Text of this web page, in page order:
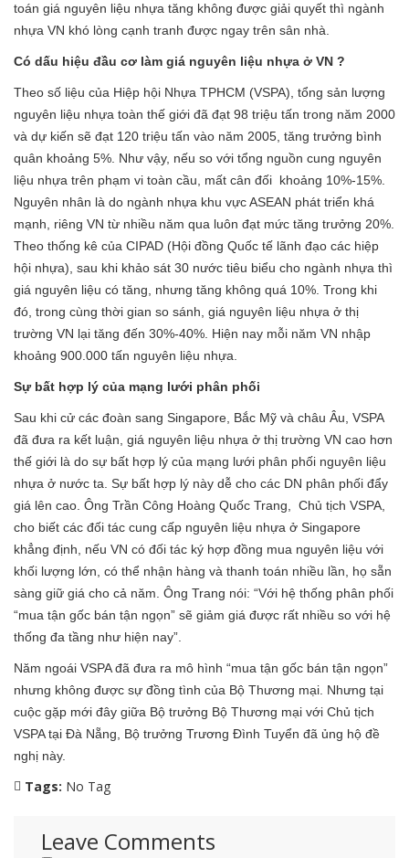
toán giá nguyên liệu nhựa tăng không được giải quyết thì ngành
nhựa VN khó lòng cạnh tranh được ngay trên sân nhà.
Có dấu hiệu đầu cơ làm giá nguyên liệu nhựa ở VN ?
Theo số liệu của Hiệp hội Nhựa TPHCM (VSPA), tổng sản lượng
nguyên liệu nhựa toàn thế giới đã đạt 98 triệu tấn trong năm 2000
và dự kiến sẽ đạt 120 triệu tấn vào năm 2005, tăng trưởng bình
quân khoảng 5%. Như vậy, nếu so với tổng nguồn cung nguyên
liệu nhựa trên phạm vi toàn cầu, mất cân đối khoảng 10%-15%.
Nguyên nhân là do ngành nhựa khu vực ASEAN phát triển khá
mạnh, riêng VN từ nhiều năm qua luôn đạt mức tăng trưởng 20%.
Theo thống kê của CIPAD (Hội đồng Quốc tế lãnh đạo các hiệp
hội nhựa), sau khi khảo sát 30 nước tiêu biểu cho ngành nhựa thì
giá nguyên liệu có tăng, nhưng tăng không quá 10%. Trong khi
đó, trong cùng thời gian so sánh, giá nguyên liệu nhựa ở thị
trường VN lại tăng đến 30%-40%. Hiện nay mỗi năm VN nhập
khoảng 900.000 tấn nguyên liệu nhựa.
Sự bất hợp lý của mạng lưới phân phối
Sau khi cử các đoàn sang Singapore, Bắc Mỹ và châu Âu, VSPA
đã đưa ra kết luận, giá nguyên liệu nhựa ở thị trường VN cao hơn
thế giới là do sự bất hợp lý của mạng lưới phân phối nguyên liệu
nhựa ở nước ta. Sự bất hợp lý này dễ cho các DN phân phối đẩy
giá lên cao. Ông Trần Công Hoàng Quốc Trang, Chủ tịch VSPA,
cho biết các đối tác cung cấp nguyên liệu nhựa ở Singapore
khẳng định, nếu VN có đối tác ký hợp đồng mua nguyên liệu với
khối lượng lớn, có thể nhận hàng và thanh toán nhiều lần, họ sẵn
sàng giữ giá cho cả năm. Ông Trang nói: “Với hệ thống phân phối
“mua tận gốc bán tận ngọn” sẽ giảm giá được rất nhiều so với hệ
thống đa tầng như hiện nay”.
Năm ngoái VSPA đã đưa ra mô hình “mua tận gốc bán tận ngọn”
nhưng không được sự đồng tình của Bộ Thương mại. Nhưng tại
cuộc gặp mới đây giữa Bộ trưởng Bộ Thương mại với Chủ tịch
VSPA tại Đà Nẵng, Bộ trưởng Trương Đình Tuyển đã ủng hộ đề
nghị này.
Tags: No Tag
Leave Comments